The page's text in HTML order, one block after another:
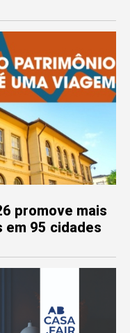
promove mais
em 95 cidades